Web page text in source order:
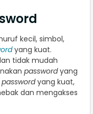
kecil, simbol,
yang kuat.
tidak mudah
passwordyang
passwordyang kuat,
dan mengakses